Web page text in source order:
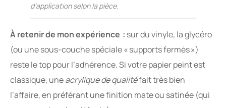
d’application selon la pièce.
À retenir de mon expérience : sur du vinyle, la glycéro
(ou une sous-couche spéciale « supports fermés »)
reste le top pour l’adhérence. Si votre papier peint est
classique, uneacrylique de qualitéfait très bien
l’affaire, en préférant une finition mate ou satinée (qui